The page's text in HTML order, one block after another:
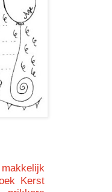
makkelijk
Kerst